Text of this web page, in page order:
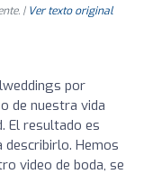
| Ver texto original
por
de nuestra vida
El resultado es
describirlo. Hemos
video de boda, se